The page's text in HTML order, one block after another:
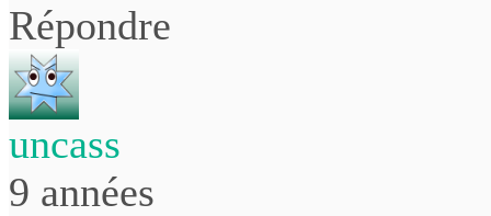
Répondre
uncass
9 années